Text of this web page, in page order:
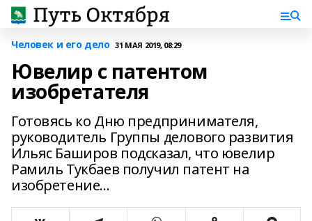
Человек и его дело 31 МАЯ 2019, 08:29
Ювелир с патентом
изобретателя
Готовясь ко Дню предпринимателя,
руководитель Группы делового развития
Ильяс Баширов подсказал, что ювелир
Рамиль Тукбаев получил патент на
изобретение...